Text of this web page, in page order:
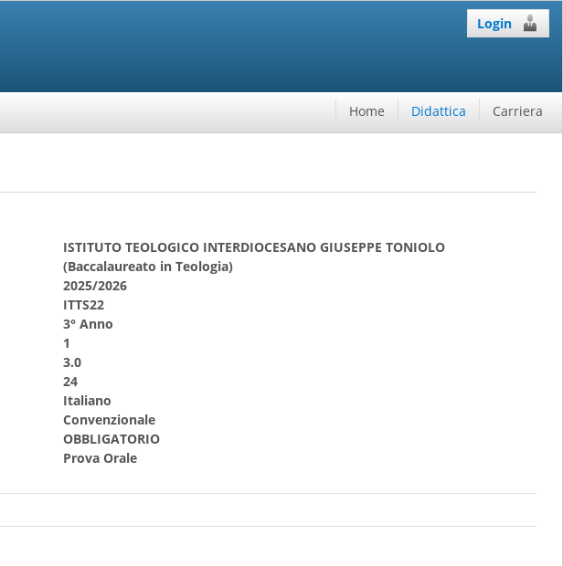
Login
Home Didattica Carriera
ISTITUTO TEOLOGICO INTERDIOCESANO GIUSEPPE TONIOLO
(Baccalaureato in Teologia)
2025/2026
ITTS22
3° Anno
1
3.0
24
Italiano
Convenzionale
OBBLIGATORIO
Prova Orale